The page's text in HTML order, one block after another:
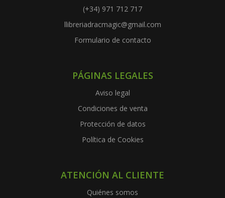
(+34) 971 712 717
llibreriadracmagic@gmail.com
Formulario de contacto
PÁGINAS LEGALES
Aviso legal
Condiciones de venta
Protección de datos
Política de Cookies
ATENCIÓN AL CLIENTE
Quiénes somos